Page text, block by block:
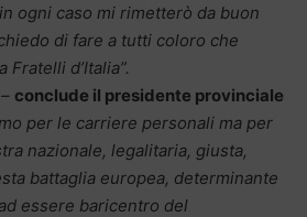
ogni caso mi rimetterò da buon
di fare a tutti coloro che
d’Italia”.
conclude il presidente provinciale
per le carriere personali ma per
nazionale, legalitaria, giusta,
battaglia europea, determinante
essere baricentro del